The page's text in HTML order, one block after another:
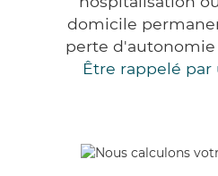
domicile
perte d'autonomie
Être rappelé